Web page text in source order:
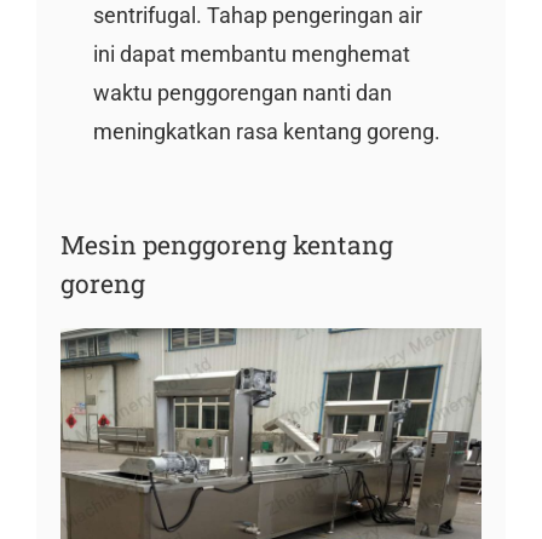
sentrifugal. Tahap pengeringan air
ini dapat membantu menghemat
waktu penggorengan nanti dan
meningkatkan rasa kentang goreng.
Mesin penggoreng kentang
goreng